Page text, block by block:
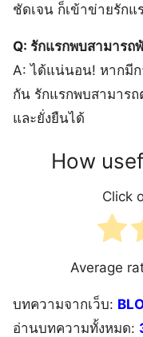
ชัดเจน ก็เข้าข่ายรักแ
Q: รักแรกพบสามาร
A: ได้แน่นอน! หากมีก
กัน รักแรกพบสามาร
และยั่งยืนได้
How
Click
Average
บทความจากเว็บ:
อ่านบทความทั้งหมด: